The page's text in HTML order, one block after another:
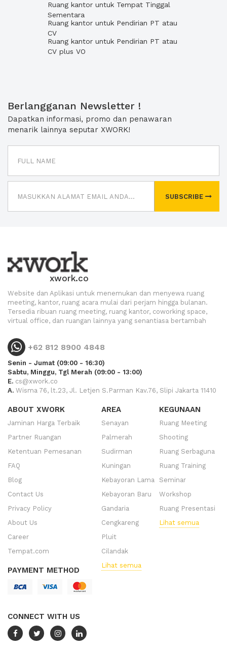
Ruang kantor untuk Tempat Tinggal
Sementara
Ruang kantor untuk Pendirian PT atau
CV
Ruang kantor untuk Pendirian PT atau
CV plus VO
Berlangganan Newsletter !
Dapatkan informasi, promo dan penawaran
menarik lainnya seputar XWORK!
SUBSCRIBE
xwork.co
Website dan Aplikasi untuk menemukan dan menyewa ruang
meeting, kantor, ruang acara mulai dari perjam hingga bulanan.
Tersedia ribuan ruang meeting, ruang kantor, coworking space,
virtual office, dan ruangan lainnya yang senantiasa bertambah
+62 812 8900 4848
Senin - Jumat (09:00 - 16:30)
Sabtu, Minggu, Tgl Merah (09:00 - 13:00)
E. cs@xwork.co
A. Wisma 76, lt.23, Jl. Letjen S.Parman Kav.76, Slipi Jakarta 11410
ABOUT XWORK
Jaminan Harga Terbaik
Partner Ruangan
Ketentuan Pemesanan
FAQ
Blog
Contact Us
Privacy Policy
About Us
Career
Tempat.com
PAYMENT METHOD
CONNECT WITH US
AREA
Senayan
Palmerah
Sudirman
Kuningan
Kebayoran Lama
Kebayoran Baru
Gandaria
Cengkareng
Pluit
Cilandak
Lihat semua
KEGUNAAN
Ruang Meeting
Shooting
Ruang Serbaguna
Ruang Training
Seminar
Workshop
Ruang Presentasi
Lihat semua